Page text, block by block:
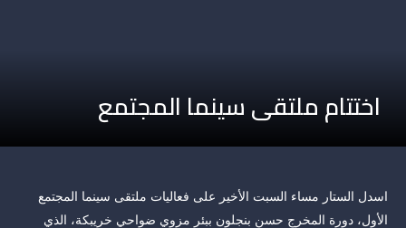
اختتام ملتقى سينما المجتمع
اسدل الستار مساء السبت الأخير على فعاليات ملتقى سينما المجتمع
الأول، دورة المخرج حسن بنجلون ببئر مزوي ضواحي خريبكة، الذي